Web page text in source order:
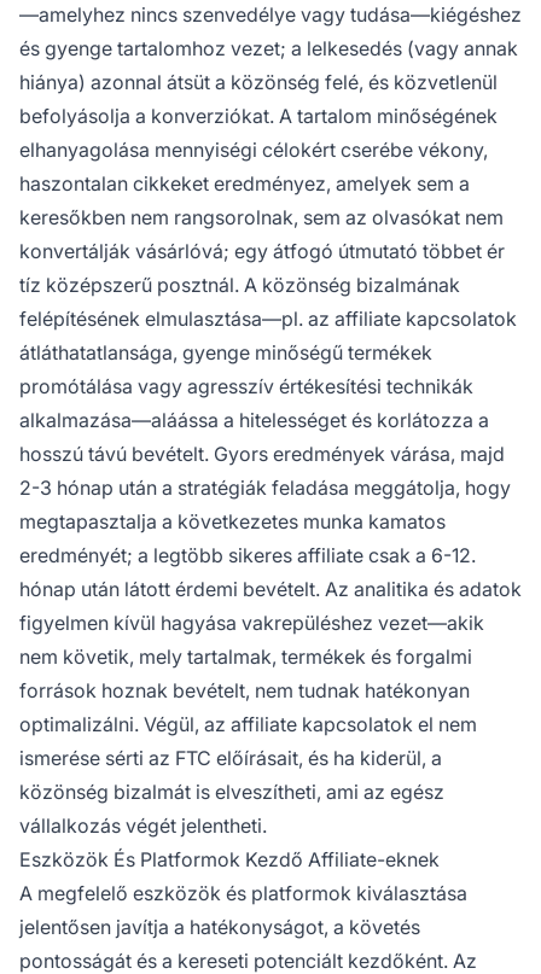
—amelyhez nincs szenvedélye vagy tudása—kiégéshez
és gyenge tartalomhoz vezet; a lelkesedés (vagy annak
hiánya) azonnal átsüt a közönség felé, és közvetlenül
befolyásolja a konverziókat. A tartalom minőségének
elhanyagolása mennyiségi célokért cserébe vékony,
haszontalan cikkeket eredményez, amelyek sem a
keresőkben nem rangsorolnak, sem az olvasókat nem
konvertálják vásárlóvá; egy átfogó útmutató többet ér
tíz középszerű posztnál. A közönség bizalmának
felépítésének elmulasztása—pl. az affiliate kapcsolatok
átláthatatlansága, gyenge minőségű termékek
promótálása vagy agresszív értékesítési technikák
alkalmazása—aláássa a hitelességet és korlátozza a
hosszú távú bevételt. Gyors eredmények várása, majd
2-3 hónap után a stratégiák feladása meggátolja, hogy
megtapasztalja a következetes munka kamatos
eredményét; a legtöbb sikeres affiliate csak a 6-12.
hónap után látott érdemi bevételt. Az analitika és adatok
figyelmen kívül hagyása vakrepüléshez vezet—akik
nem követik, mely tartalmak, termékek és forgalmi
források hoznak bevételt, nem tudnak hatékonyan
optimalizálni. Végül, az affiliate kapcsolatok el nem
ismerése sérti az FTC előírásait, és ha kiderül, a
közönség bizalmát is elveszítheti, ami az egész
vállalkozás végét jelentheti.
Eszközök És Platformok Kezdő Affiliate-eknek
A megfelelő eszközök és platformok kiválasztása
jelentősen javítja a hatékonyságot, a követés
pontosságát és a kereseti potenciált kezdőként. Az